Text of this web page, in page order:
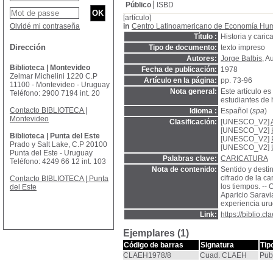
Público
ISBD
[artículo]
in Centro Latinoamericano de Economía
Título :
Historia y
Tipo de documento: texto impreso
Autores: Jorge Balbis,
Fecha de publicación: 1978
Artículo en la página: pp. 73-96
Nota general:
Este artículo
estudiantes de
Idioma :
Español (spa)
Clasificación:
[UNESCO_V2]
[UNESCO_V2]
[UNESCO_V2]
[UNESCO_V2]
Palabras clave: CARICATURA
Nota de contenido: Sentido y
cifrado de la
los tiempos. --
Aparicio
experiencia
Link:
https://
Ejemplares (1)
Código de barras Signatura
CLAEH1978/8
Cuad. CLAEH
Olvidé mi contraseña
Dirección
Biblioteca | Montevideo
Zelmar Michelini 1220 C.P
11100 - Montevideo - Uruguay
Teléfono: 2900 7194 int. 20
Contacto BIBLIOTECA |
Montevideo
Biblioteca | Punta del Este
Prado y Salt Lake, C.P 20100
Punta del Este - Uruguay
Teléfono: 4249 66 12 int. 103
Contacto BIBLIOTECA | Punta
del Este